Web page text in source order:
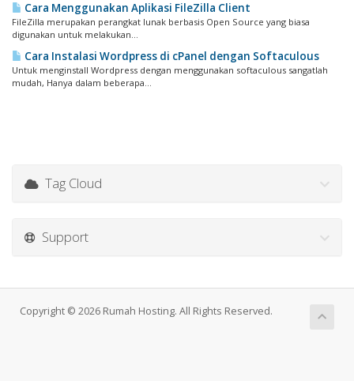
Cara Menggunakan Aplikasi FileZilla Client
FileZilla merupakan perangkat lunak berbasis Open Source yang biasa
digunakan untuk melakukan...
Cara Instalasi Wordpress di cPanel dengan Softaculous
Untuk menginstall Wordpress dengan menggunakan softaculous sangatlah
mudah, Hanya dalam beberapa...
Tag Cloud
Support
Copyright © 2026 Rumah Hosting. All Rights Reserved.